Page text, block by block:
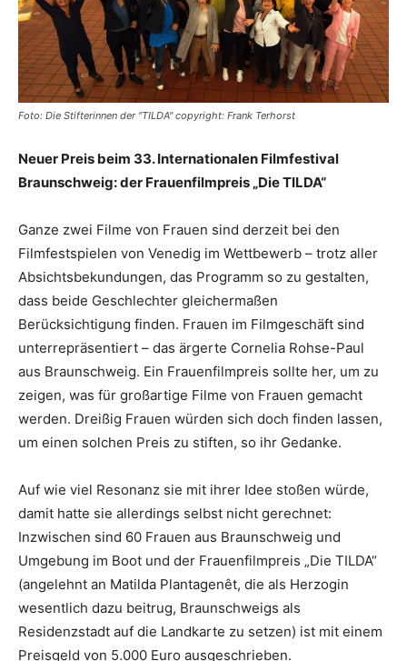
Foto: Die Stifterinnen der "TILDA" copyright: Frank Terhorst
Neuer Preis beim 33. Internationalen Filmfestival
Braunschweig: der Frauenfilmpreis „Die TILDA“
Ganze zwei Filme von Frauen sind derzeit bei den
Filmfestspielen von Venedig im Wettbewerb – trotz aller
Absichtsbekundungen, das Programm so zu gestalten,
dass beide Geschlechter gleichermaßen
Berücksichtigung finden. Frauen im Filmgeschäft sind
unterrepräsentiert – das ärgerte Cornelia Rohse-Paul
aus Braunschweig. Ein Frauenfilmpreis sollte her, um zu
zeigen, was für großartige Filme von Frauen gemacht
werden. Dreißig Frauen würden sich doch finden lassen,
um einen solchen Preis zu stiften, so ihr Gedanke.
Auf wie viel Resonanz sie mit ihrer Idee stoßen würde,
damit hatte sie allerdings selbst nicht gerechnet:
Inzwischen sind 60 Frauen aus Braunschweig und
Umgebung im Boot und der Frauenfilmpreis „Die TILDA“
(angelehnt an Matilda Plantagenêt, die als Herzogin
wesentlich dazu beitrug, Braunschweigs als
Residenzstadt auf die Landkarte zu setzen) ist mit einem
Preisgeld von 5.000 Euro ausgeschrieben.